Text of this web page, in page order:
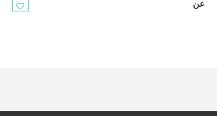
عن